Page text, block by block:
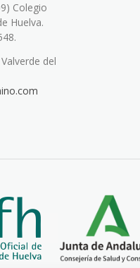
Colegio
Huelva.
del